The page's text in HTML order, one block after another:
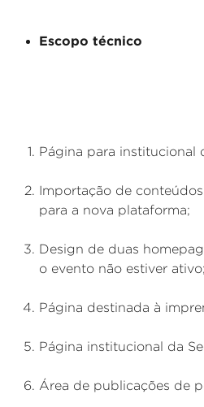
Escopo técnico
Página para institucional
Importação de
para a nova plataforma;
Design de duas
o evento não estiver ativo;
Página destinada à
Página institucional da
Área de publicações de